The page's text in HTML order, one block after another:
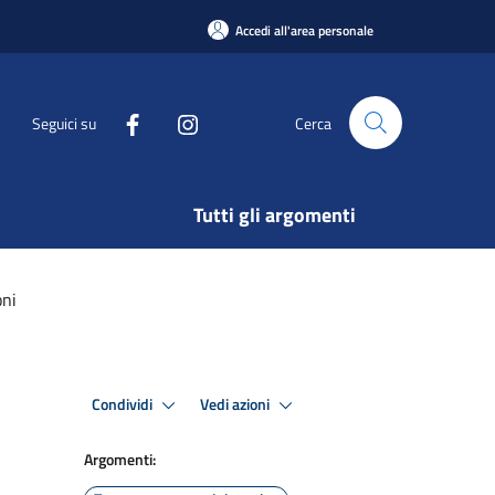
Accedi all'area personale
Seguici su Cerca
Tutti gli argomenti
Condividi Vedi azioni
Argomenti: